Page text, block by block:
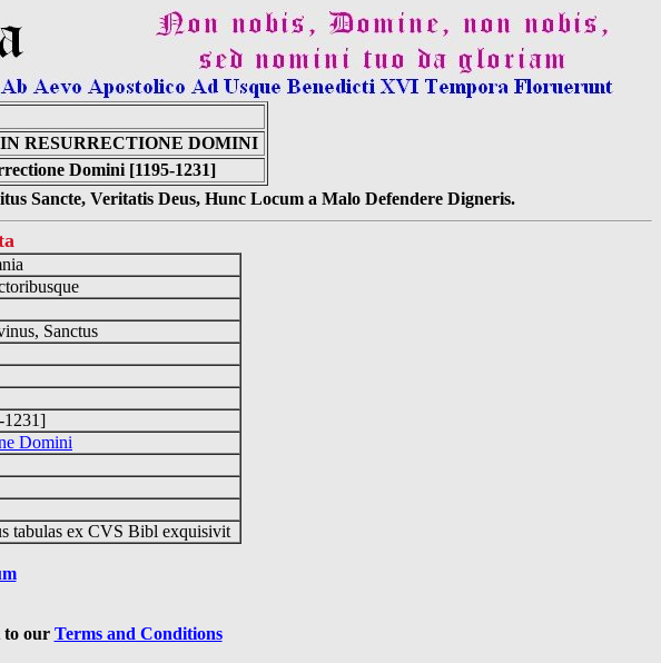
RESURRECTIONE DOMINI
Domini [1195-1231]
Sancte, Veritatis Deus, Hunc Locum a Malo Defendere Digneris.
Sanctus
1231]
Domini
tabulas ex CVS Bibl exquisivit
to our Terms and Conditions